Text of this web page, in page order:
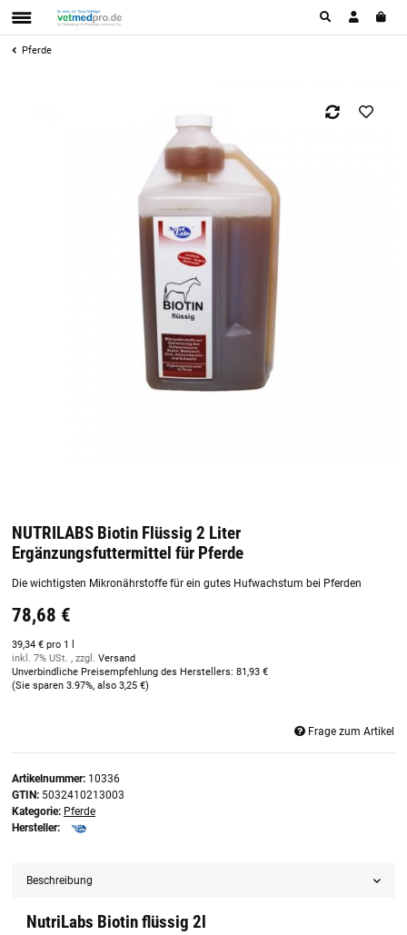
Pferde
NUTRILABS Biotin Flüssig 2 Liter
Ergänzungsfuttermittel für Pferde
Die wichtigsten Mikronährstoffe für ein gutes Hufwachstum bei Pferden
78,68 €
39,34 € pro 1 l
inkl. 7% USt. , zzgl. Versand
Unverbindliche Preisempfehlung des Herstellers: 81,93 €
(Sie sparen 3.97%, also 3,25 €)
Frage zum Artikel
Artikelnummer: 10336
GTIN: 5032410213003
Kategorie: Pferde
Hersteller:
Beschreibung
NutriLabs Biotin flüssig 2l